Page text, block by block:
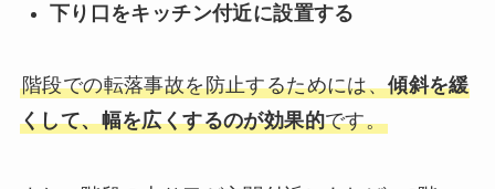
下り口をキッチン付近に設置する
階段での転落事故を防止するためには、傾斜を緩
くして、幅を広くするのが効果的です。